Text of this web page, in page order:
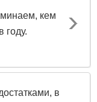
кем
году.
в